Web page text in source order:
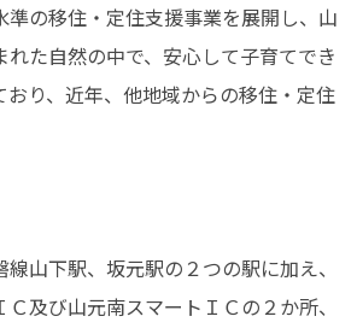
準の移住・定住支援事業を展開し、山
れた自然の中で、安心して子育てでき
おり、近年、他地域からの移住・定住
山下駅、坂元駅の２つの駅に加え、
及び山元南スマートＩＣの２か所、